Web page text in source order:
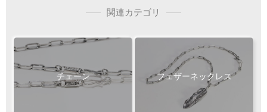
Wフェザーにカスタム [KS002]
専用ページ
フェザー位置をご指定いただけます
おまかせいただく事も可能です
振込手数料
お客様ご負担で
関連カテゴリ
チェーン フェザーネックレス